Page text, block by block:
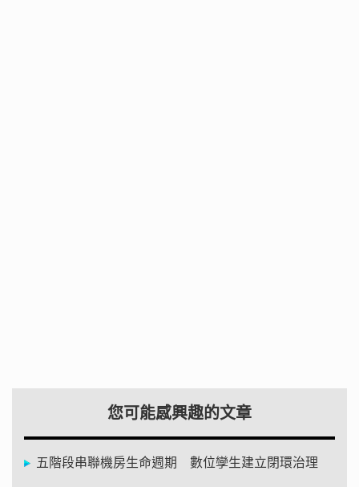
您可能感興趣的文章
五階段串聯機房生命週期 數位孿生建立閉環治理